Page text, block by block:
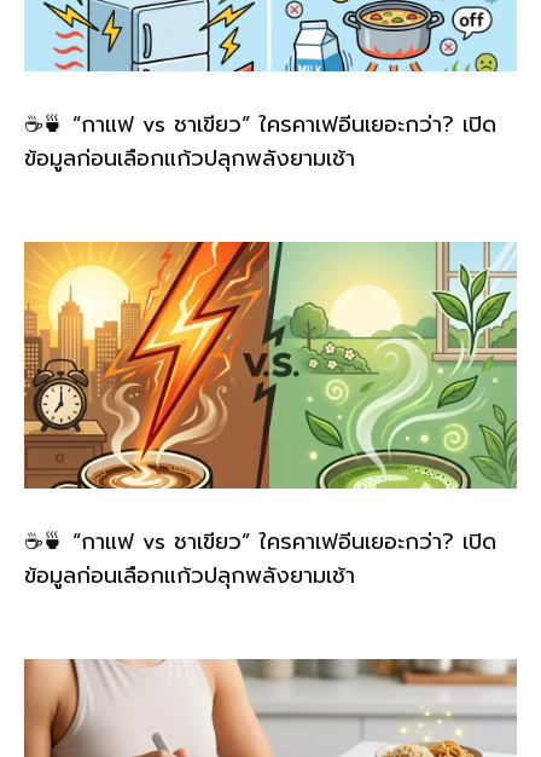
☕🍵 “กาแฟ vs ชาเขียว” ใครคาเฟอีนเยอะกว่า? เปิด
ข้อมูลก่อนเลือกแก้วปลุกพลังยามเช้า
☕🍵 “กาแฟ vs ชาเขียว” ใครคาเฟอีนเยอะกว่า? เปิด
ข้อมูลก่อนเลือกแก้วปลุกพลังยามเช้า